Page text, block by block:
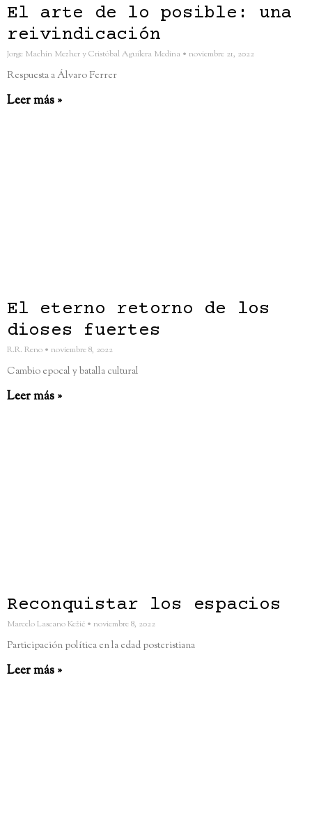
El arte de lo posible: una
reivindicación
Jorge Machín Mezher y Cristóbal Aguilera Medina noviembre 21, 2022
Respuesta a Álvaro Ferrer
Leer más »
El eterno retorno de los
dioses fuertes
R.R. Reno noviembre 8, 2022
Cambio epocal y batalla cultural
Leer más »
Reconquistar los espacios
Marcelo Lascano Kežić noviembre 8, 2022
Participación política en la edad postcristiana
Leer más »